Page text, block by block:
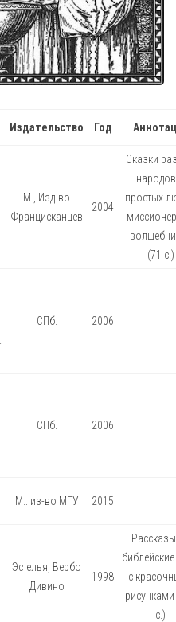
Издательство Год
М., Изд-во
Францисканцев
2004
Сказки
простых
(71 с.)
СПб. 2006
СПб. 2006
М.: из-во МГУ 2015
Эстелья, Вербо
Дивино
1998
с
с.)